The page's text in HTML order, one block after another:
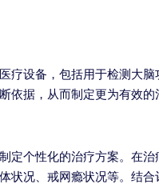
疗设备，包括用于检测大
依据，从而制定更为有效的
定个性化的治疗方案。在
状况、戒网瘾状况等。结